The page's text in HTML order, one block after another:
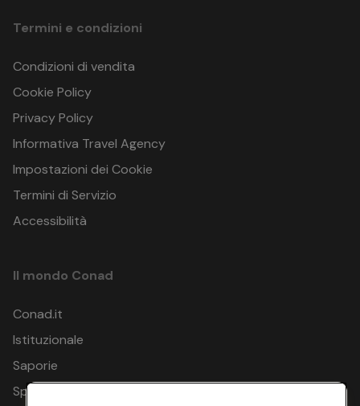
Termini e condizioni
Condizioni di vendita
Cookie Policy
Privacy Policy
Informativa Travel Agency
Impostazioni dei Cookie
Termini di Servizio
Accessibilità
Il mondo Conad
Conad.it
Istituzionale
Saporie
Spesa Online